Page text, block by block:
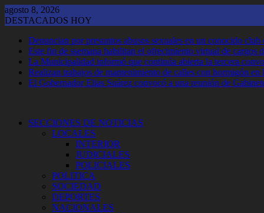
Saltar
al
agosto 8, 2026
DESTACADOS HOY
Denuncian por presuntos abusos sexuales en un conocido
Este fin de ssemana habilitan el ofrecimiento virtual de cargos
La Municipalidad informó que continúa abierta la tercera
Realizan trabajos de mantenimiento de calles con hormigón
El Gobernador Elias Suárez convocó a una reunión de
SECCIONES DE NOTICIAS
LOCALES
INTERIOR
JUDICIALES
POLICIALES
POLITICA
SOCIEDAD
DEPORTES
NACIONALES